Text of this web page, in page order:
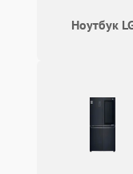
Неисправность
защиты от
защиты от замыкания
защиты от перегрузок
Ноутбук